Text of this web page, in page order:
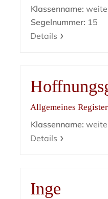
Klassenname:
Segelnummer: 15
Details
Allgemeines
Klassenname:
Details
Inge